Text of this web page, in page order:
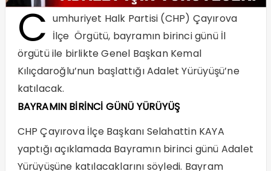
C umhuriyet Halk Partisi (CHP) Çayırova
İlçe Örgütü, bayramın birinci günü İl
örgütü ile birlikte Genel Başkan Kemal
Kılıçdaroğlu’nun başlattığı Adalet Yürüyüşü’ne
katılacak.
BAYRAMIN BİRİNCİ GÜNÜ YÜRÜYÜŞ
CHP Çayırova İlçe Başkanı Selahattin KAYA
yaptığı açıklamada Bayramın birinci günü Adalet
Yürüyüşüne katılacaklarını söyledi. Bayram